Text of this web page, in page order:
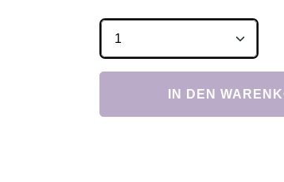
Produkt Anzahl: Gib
IN DEN